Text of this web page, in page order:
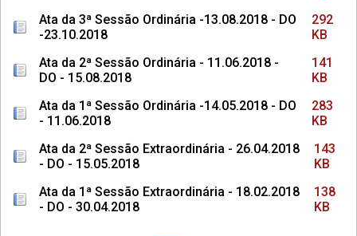
Ata da 3ª Sessão Ordinária -13.08.2018 - DO
-23.10.2018
292
KB
Ata da 2ª Sessão Ordinária - 11.06.2018 -
DO - 15.08.2018
141
KB
Ata da 1ª Sessão Ordinária -14.05.2018 - DO
- 11.06.2018
283
KB
Ata da 2ª Sessão Extraordinária - 26.04.2018
- DO - 15.05.2018
143
KB
Ata da 1ª Sessão Extraordinária - 18.02.2018
- DO - 30.04.2018
138
KB